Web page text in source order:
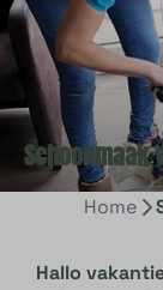
Schoonmaak
Home
Hallo